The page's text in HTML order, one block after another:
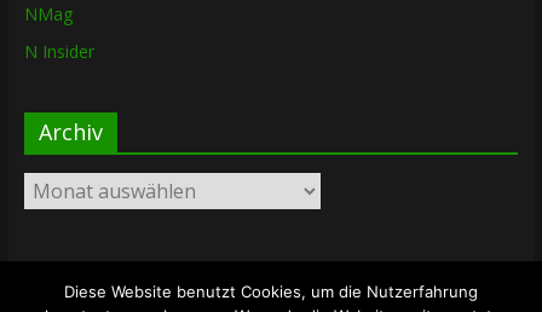
NMag
N Insider
Archiv
Archiv
Diese Website benutzt Cookies, um die Nutzerfahrung